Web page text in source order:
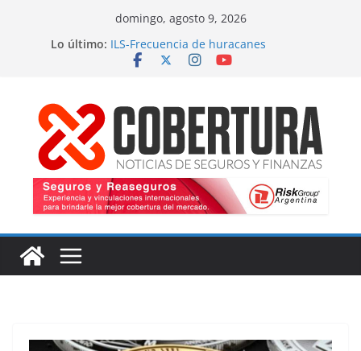
domingo, agosto 9, 2026
Lo último: ILS-Frecuencia de huracanes
Seguro marítimo-Presiones cruzadas
Fitch-Impulso a la innovación